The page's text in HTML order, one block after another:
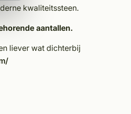
kwaliteitssteen.
aantallen.
liever wat dichterbij